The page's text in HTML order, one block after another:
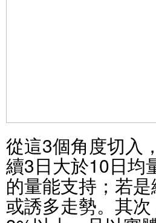
從這3個角度切入
續3日大於10日均
的量能支持；若
或誘多走勢。其